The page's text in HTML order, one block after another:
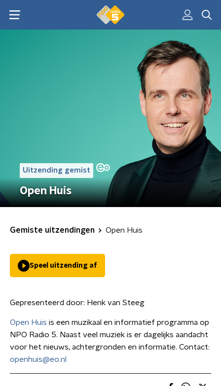
Uitzending gemist
Open Huis
Gemiste uitzendingen Open Huis
Speel uitzending af
Gepresenteerd door: Henk van Steeg
Open Huis is een muzikaal en informatief programma op
NPO Radio 5. Naast veel muziek is er dagelijks aandacht
voor het nieuws, achtergronden en informatie. Contact:
openhuis@eo.nl